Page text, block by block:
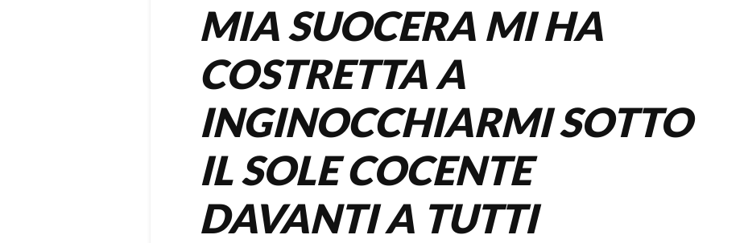
MIA SUOCERA MI HA
COSTRETTA A
INGINOCCHIARMI SOTTO
IL SOLE COCENTE
DAVANTI A TUTTI